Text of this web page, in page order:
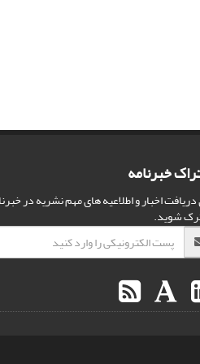
خبرنامه
دریافت اخبار و اطلاعیه های مهم نشریه در
شوید.